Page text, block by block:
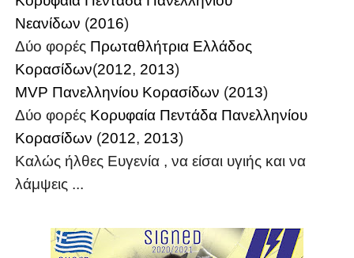
Νεανίδων (2016)
Δύο φορές Πρωταθλήτρια Ελλάδος
Κορασίδων(2012, 2013)
MVP Πανελληνίου Κορασίδων (2013)
Δύο φορές Κορυφαία Πεντάδα Πανελληνίου
Κορασίδων (2012, 2013)
Καλώς ήλθες Ευγενία , να είσαι υγιής και να
λάμψεις ...